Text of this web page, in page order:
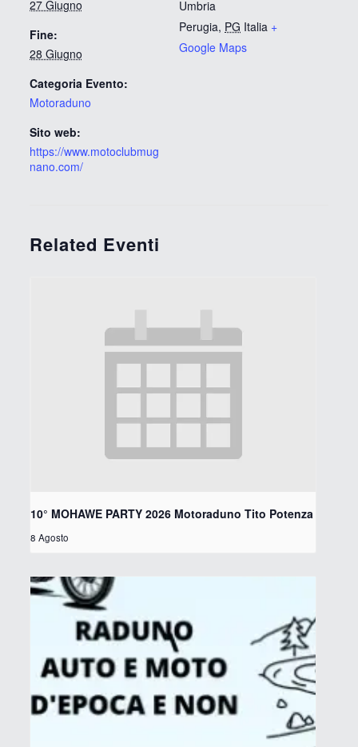
27 Giugno
Fine:
28 Giugno
Categoria Evento:
Motoraduno
Sito web:
https://www.motoclubmug
nano.com/
Umbria
Perugia, PG Italia +
Google Maps
Related Eventi
10° MOHAWE PARTY 2026 Motoraduno Tito Potenza
8 Agosto